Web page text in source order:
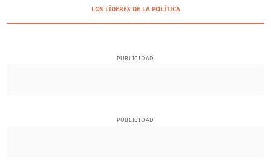
LOS LÍDERES DE LA POLÍTICA
PUBLICIDAD
PUBLICIDAD